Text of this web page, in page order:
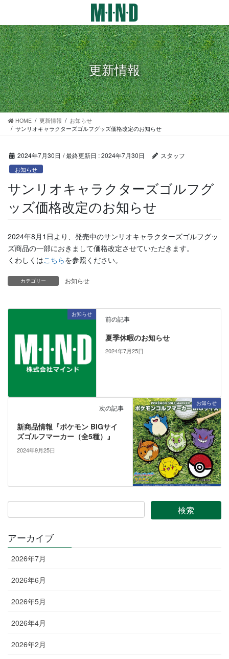
テ
ン
ツ
に
移
動
ゲ
ー
シ
ョ
ン
に
移
動
更新情報
HOME 更新情報
お知らせ
サンリオキャラクターズゴルフグッズ価格改定のお知らせ
2024年7月30日 / 最終更新日 :2024年7月30日 スタッフ
お知らせ
サンリオキャラクターズゴルフグ
ッズ価格改定のお知らせ
2024年8月1日より、発売中のサンリオキャラクターズゴルフグッ
ズ商品の一部におきまして価格改定させていただきます。
くわしくはこちらを参照ください。
カテゴリー お知らせ
お知らせ
前の記事
夏季休暇のお知らせ
2024年7月25日
お知らせ
次の記事
新商品情報『ポケモン BIGサイ
ズゴルフマーカー（全5種）』
2024年9月25日
アーカイブ
2026年7月
2026年6月
2026年5月
2026年4月
2026年2月